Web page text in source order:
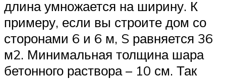
длина умножается на ширину. К
примеру, если вы строите дом со
сторонами 6 и 6 м, S равняется 36
м2. Минимальная толщина шара
бетонного раствора – 10 см. Так